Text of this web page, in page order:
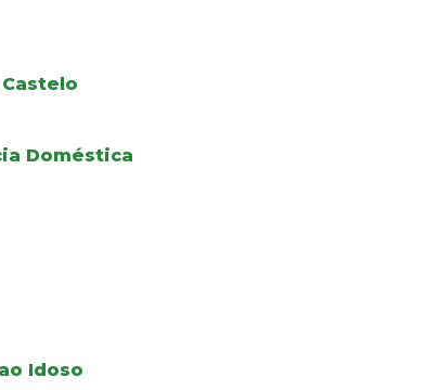
Doméstica
Idoso